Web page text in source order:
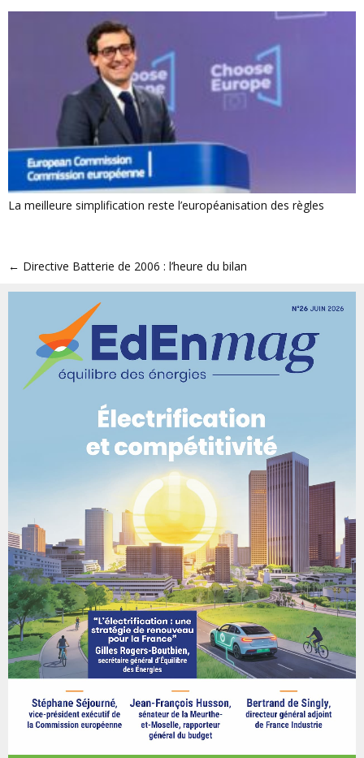
La meilleure simplification reste l’européanisation des règles
← Directive Batterie de 2006 : l’heure du bilan